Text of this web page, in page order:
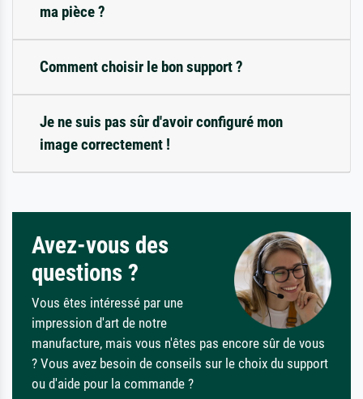
ma pièce ?
Comment choisir le bon support ?
Je ne suis pas sûr d'avoir configuré mon
image correctement !
Avez-vous des
questions ?
Vous êtes intéressé par une
impression d'art de notre
manufacture, mais vous n'êtes pas encore sûr de vous
? Vous avez besoin de conseils sur le choix du support
ou d'aide pour la commande ?